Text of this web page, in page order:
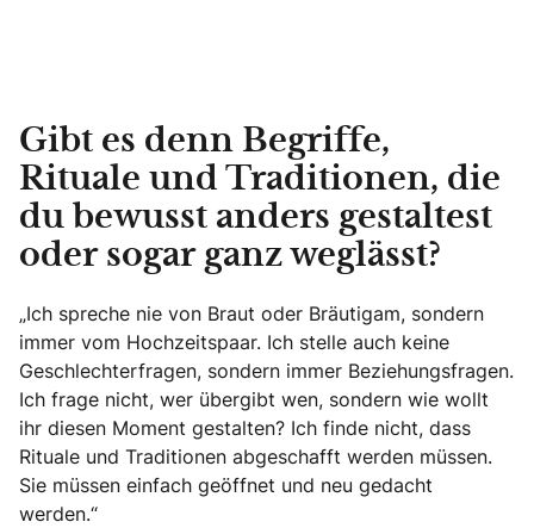
Gibt es denn Begriffe,
Rituale und Traditionen, die
du bewusst anders gestaltest
oder sogar ganz weglässt?
„Ich spreche nie von Braut oder Bräutigam, sondern
immer vom Hochzeitspaar. Ich stelle auch keine
Geschlechterfragen, sondern immer Beziehungsfragen.
Ich frage nicht, wer übergibt wen, sondern wie wollt
ihr diesen Moment gestalten? Ich finde nicht, dass
Rituale und Traditionen abgeschafft werden müssen.
Sie müssen einfach geöffnet und neu gedacht
werden.“